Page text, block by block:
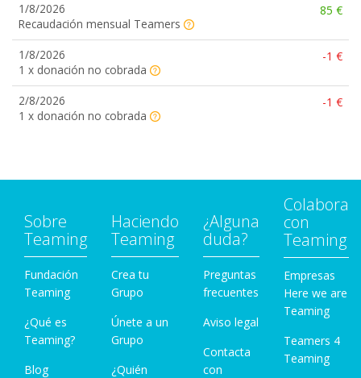
1/8/2026
Recaudación mensual Teamers
85 €
1/8/2026
1 x donación no cobrada
-1 €
2/8/2026
1 x donación no cobrada
-1 €
Sobre
Teaming
Fundación
Teaming
¿Qué es
Teaming?
Blog
Haciendo
Teaming
Crea tu
Grupo
Únete a un
Grupo
¿Quién
¿Alguna
duda?
Preguntas
frecuentes
Aviso legal
Contacta
con
Colabora
con
Teaming
Empresas
Here we are
Teaming
Teamers 4
Teaming